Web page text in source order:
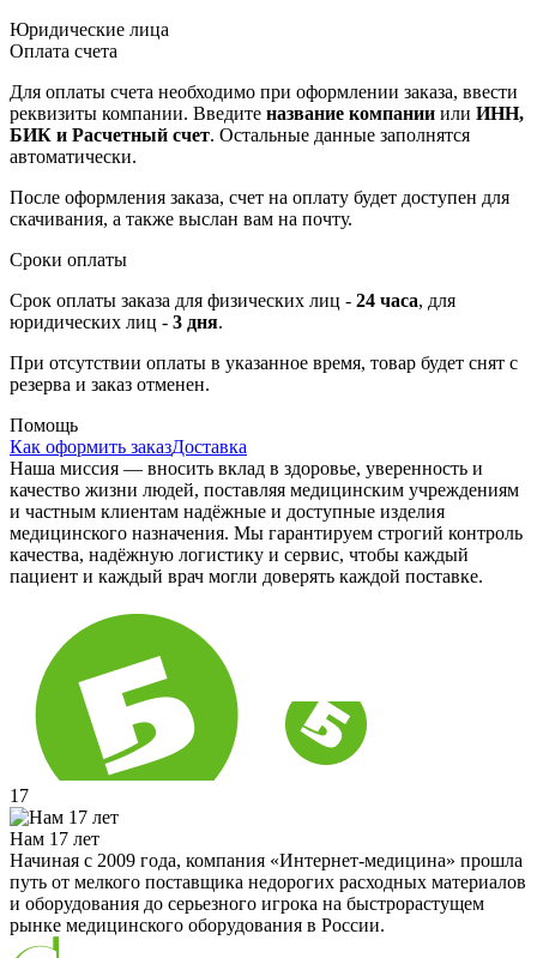
Юридические лица
Оплата счета
Для оплаты счета необходимо при оформлении заказа, ввести
реквизиты компании. Введите название компании или ИНН,
БИК и Расчетный счет. Остальные данные заполнятся
автоматически.
После оформления заказа, счет на оплату будет доступен для
скачивания, а также выслан вам на почту.
Сроки оплаты
Срок оплаты заказа для физических лиц - 24 часа, для
юридических лиц - 3 дня.
При отсутствии оплаты в указанное время, товар будет снят с
резерва и заказ отменен.
Помощь
Как оформить заказДоставка
Наша миссия — вносить вклад в здоровье, уверенность и
качество жизни людей, поставляя медицинским учреждениям
и частным клиентам надёжные и доступные изделия
медицинского назначения. Мы гарантируем строгий контроль
качества, надёжную логистику и сервис, чтобы каждый
пациент и каждый врач могли доверять каждой поставке.
17
Нам 17 лет
Начиная с 2009 года, компания «Интернет-медицина» прошла
путь от мелкого поставщика недорогих расходных материалов
и оборудования до серьезного игрока на быстрорастущем
рынке медицинского оборудования в России.